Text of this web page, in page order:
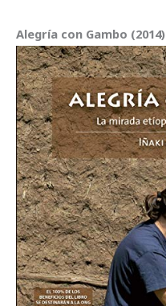
Alegría con Gambo (2014)